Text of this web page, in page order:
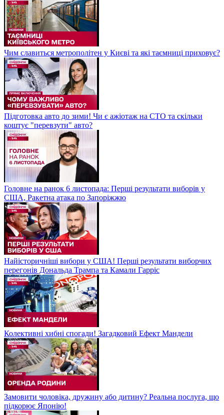
Чим славиться метрополітен у Києві та які таємниці приховує?
Підготовка авто до зими! Чи є ажіотаж на СТО та скільки
коштує "перевзути" авто?
Головне на ранок 6 листопада: Перші результати виборів у
США, Ракетна атака по Запоріжжю
Найісторичніші вибори у США! Перші результати виборчих
перегонів Дональда Трампа та Камали Гарріс
Колективні хибні спогади! Загадковий Ефект Мандели
Замовити чоловіка, дружину або дитину? Реальна послуга, що
підкорює Японію!